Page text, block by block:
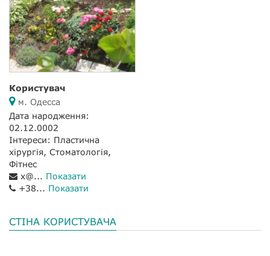
Користувач
м. Одесса
Дата народження:
02.12.0002
Інтереси: Пластична
хірургія, Стоматологія,
Фітнес
x@... Показати
+38... Показати
СТІНА КОРИСТУВАЧА